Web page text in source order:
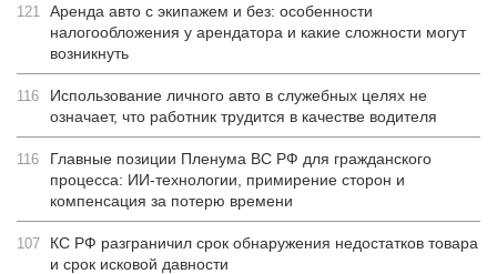
121 Аренда авто с экипажем и без: особенности
налогообложения у арендатора и какие сложности могут
возникнуть
116
Использование личного авто в служебных целях не
означает, что работник трудится в качестве водителя
116
Главные позиции Пленума ВС РФ для гражданского
процесса: ИИ-технологии, примирение сторон и
компенсация за потерю времени
107
КС РФ разграничил срок обнаружения недостатков товара
и срок исковой давности